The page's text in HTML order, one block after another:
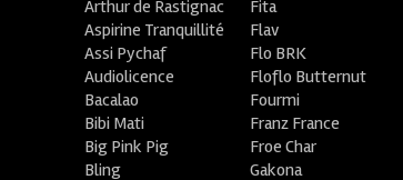
Arthur de Rastignac
Aspirine Tranquillité
Assi Pychaf
Audiolicence
Bacalao
Bibi Mati
Big Pink Pig
Bling
Fita
Flav
Flo BRK
Floflo Butternut
Fourmi
Franz France
Froe Char
Gakona